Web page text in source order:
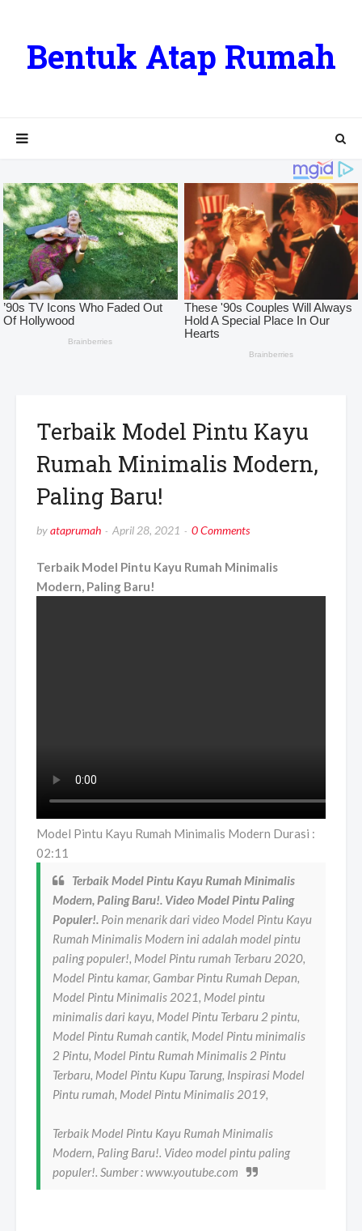
Bentuk Atap Rumah
Terbaik Model Pintu Kayu
Rumah Minimalis Modern,
Paling Baru!
byataprumah April 28, 2021 0 Comments
Terbaik Model Pintu Kayu Rumah Minimalis
Modern, Paling Baru!
Model Pintu Kayu Rumah Minimalis Modern Durasi :
02:11
Terbaik Model Pintu Kayu Rumah Minimalis
Modern, Paling Baru!. Video Model Pintu Paling
Populer!. Poin menarik dari video Model Pintu Kayu
Rumah Minimalis Modern ini adalah model pintu
paling populer!, Model Pintu rumah Terbaru 2020,
Model Pintu kamar, Gambar Pintu Rumah Depan,
Model Pintu Minimalis 2021, Model pintu
minimalis dari kayu, Model Pintu Terbaru 2 pintu,
Model Pintu Rumah cantik, Model Pintu minimalis
2 Pintu, Model Pintu Rumah Minimalis 2 Pintu
Terbaru, Model Pintu Kupu Tarung, Inspirasi Model
Pintu rumah, Model Pintu Minimalis 2019,
Terbaik Model Pintu Kayu Rumah Minimalis
Modern, Paling Baru!. Video model pintu paling
populer!. Sumber : www.youtube.com